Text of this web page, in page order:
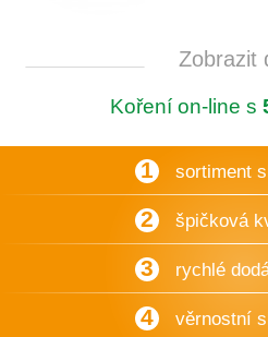
Zobrazit
Koření on-line s
1 sortiment
2 špičková
3 rychlé
4 věrnostní